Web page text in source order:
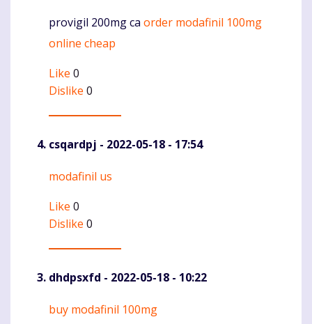
Komentaras
provigil 200mg ca order modafinil 100mg
online cheap
Like 0
Dislike 0
csqardpj - 2022-05-18 - 17:54
Komentaras
modafinil us
Like 0
Dislike 0
dhdpsxfd - 2022-05-18 - 10:22
Komentaras
buy modafinil 100mg